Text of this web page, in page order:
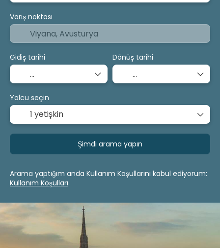
Varış noktası
Gidiş tarihi Dönüş tarihi
Yolcu seçin
1 yetişkin
Şimdi arama yapın
Arama yaptığım anda Kullanım Koşullarını kabul ediyorum:
Kullanım Koşulları